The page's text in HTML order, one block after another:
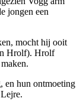
jongen een
mocht hij ooit
Hrolf). Hrolf
en hun ontmoeting